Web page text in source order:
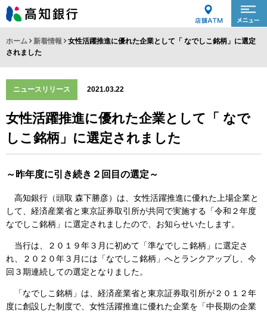
ホーム 新着情報
女性活躍推進に優れた企業として「 なでしこ銘柄」に選定
されました
ニュースリリース 2021.03.22
女性活躍推進に優れた企業として「 なで
しこ銘柄」に選定されました
～昨年度に引き続き２回目の選定～
高知銀行（頭取 森下勝彦）は、女性活躍推進に優れた上場企業と
して、経済産業省と東京証券取引所が共同で実施する「令和２年度
なでしこ銘柄」に選定されましたので、お知らせいたします。
当行は、２０１９年３月に初めて「準なでしこ銘柄」に選定さ
れ、２０２０年３月には「なでしこ銘柄」へとランクアップし、今
回３期連続しての選定となりました。
「なでしこ銘柄」は、経済産業省と東京証券取引所が２０１２年
度に創設した制度で、女性活躍推進に優れた企業を「中長期の企業